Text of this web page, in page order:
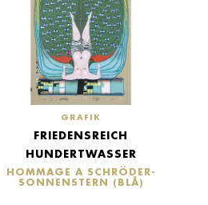
GRAFIK
FRIEDENSREICH
HUNDERTWASSER
HOMMAGE A SCHRÖDER-
SONNENSTERN (BLÅ)